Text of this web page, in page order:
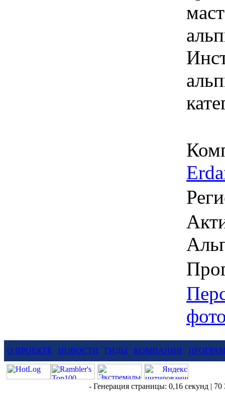
О ПРОЕКТЕ НОВОСТИ ГИДЫ КОМПАНИИ
- Генерация страницы: 0,16 секунд |